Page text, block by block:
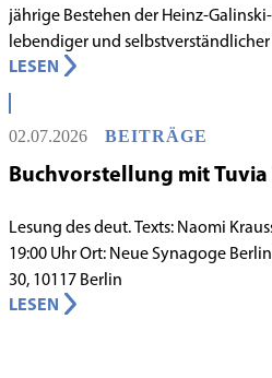
jährige Bestehen der Heinz-
lebendiger und
Lebens in Berlin gilt, begann in den
schwierigen Voraussetzungen. Vor
innergemeindlichen Wandels
jüdische Grundschule zu gründen.
LESEN
02.07.2026 BEITRÄGE
Buchvorstellung mit Tuvia
Lesung des deut. Texts: Naomi Krauss Donnerstag, 9. Juli
19:00 Uhr Ort: Neue Synagoge Berlin Oranienburger Straße 28–
30, 10117 Berlin
LESEN